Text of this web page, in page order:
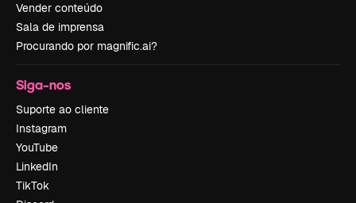
Vender conteúdo
Sala de imprensa
Procurando por magnific.ai?
Siga-nos
Suporte ao cliente
Instagram
YouTube
LinkedIn
TikTok